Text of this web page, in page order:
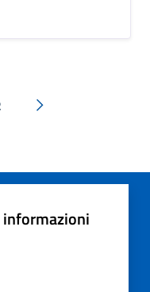
Pagina successiva
informazioni